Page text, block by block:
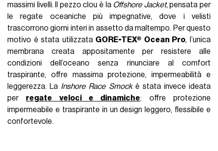
massimi livelli. Il pezzo clou è la Offshore Jacket, pensata per
le regate oceaniche più impegnative, dove i velisti
trascorrono giorni interi in assetto da maltempo. Per questo
motivo è stata utilizzata GORE-TEX® Ocean Pro, l’unica
membrana creata appositamente per resistere alle
condizioni dell’oceano senza rinunciare al comfort
traspirante, offre massima protezione, impermeabilità e
leggerezza. La Inshore Race Smockè stata invece ideata
per regate veloci e dinamiche: offre protezione
impermeabile e traspirante in un design leggero, flessibile e
confortevole.